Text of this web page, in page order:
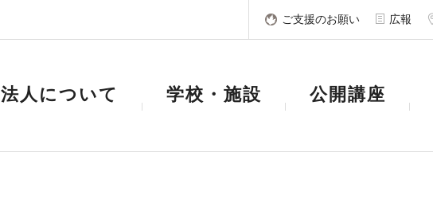
ご支援のお願い 広報
法人について 学校・施設 公開講座